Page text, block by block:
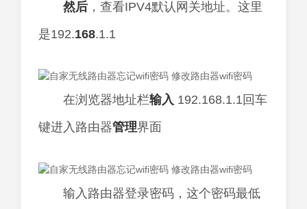
然后 ，查看IPV4默认网关地址。这里
是192.168.1.1
在浏览器地址栏输入 192.168.1.1回车
键进入路由器管理界面
输入路由器登录密码，这个密码最低